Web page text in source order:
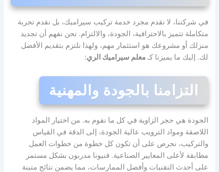
في شركتنا، لا نقدم مجرد خدمة تركيب سيراميك، بل نقدم تجربة
متكاملة تتميز بالاحترافية، الجودة، والالتزام. نحن نفهم أن تجديد
منزلك أو مشروعك هو استثمار مهم، ولهذا نلتزم بتقديم الأفضل
لك. إليك ما يميزنا كـمعلم سيراميك الري:
التزامنا بالجودة والمهنية
الجودة هي حجر الزاوية في كل ما نقوم به. من اختيار المواد
اللاصقة ومواد الترويب عالية الجودة، إلى الدقة في القياس
والتركيب، نحرص على أن تكون كل خطوة من خطوات العمل
مطابقة لأعلى المعايير الصناعية. فنيونا مدربون بشكل مستمر
على أحدث التقنيات وأفضل الممارسات، مما يضمن نتائج متينة